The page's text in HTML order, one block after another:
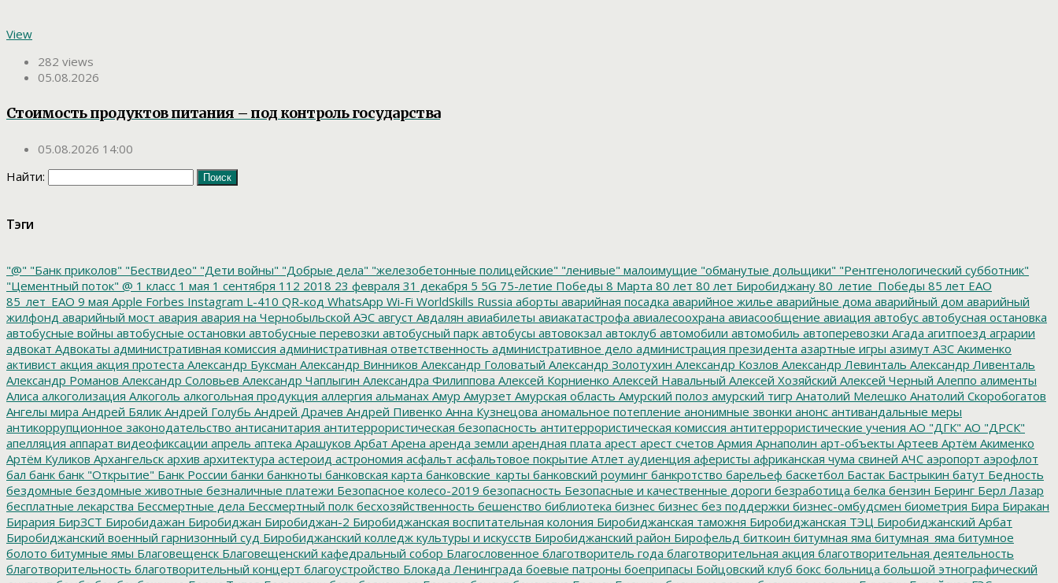
View
282 views
05.08.2026
Стоимость продуктов питания – под контроль государства
05.08.2026 14:00
Найти:
Тэги
"@" "Банк приколов" "Бествидео" "Дети войны" "Добрые дела" "железобетонные полицейские" "ленивые" малоимущие "обманутые дольщики" "Рентгенологический субботник"
"Цементный поток" @ 1 класс 1 мая 1 сентября 112 2018 23 февраля 31 декабря 5 5G 75-летие Победы 8 Марта 80 лет 80 лет Биробиджану 80_летие_Победы 85 лет ЕАО
85_лет_ЕАО 9 мая Apple Forbes Instagram L-410 QR-код WhatsApp Wi-Fi WorldSkills Russia аборты аварийная посадка аварийное жилье аварийные дома аварийный дом аварийный
жилфонд аварийный мост авария авария на Чернобыльской АЭС август Авдалян авиабилеты авиакатастрофа авиалесоохрана авиасообщение авиация автобус автобусная остановка
автобусные войны автобусные остановки автобусные перевозки автобусный парк автобусы автовокзал автоклуб автомобили автомобиль автоперевозки Агада агитпоезд аграрии
адвокат Адвокаты административная комиссия административная ответственность административное дело администрация президента азартные игры азимут АЗС Акименко
активист акция акция протеста Александр Буксман Александр Винников Александр Головатый Александр Золотухин Александр Козлов Александр Левинталь Александр Ливенталь
Александр Романов Александр Соловьев Александр Чаплыгин Александра Филиппова Алексей Корниенко Алексей Навальный Алексей Хозяйский Алексей Черный Алеппо алименты
Алиса алкоголизация Алкоголь алкогольная продукция аллергия альманах Амур Амурзет Амурская область Амурский полоз амурский тигр Анатолий Мелешко Анатолий Скоробогатов
Ангелы мира Андрей Бялик Андрей Голубь Андрей Драчев Андрей Пивенко Анна Кузнецова аномальное потепление анонимные звонки анонс антивандальные меры
антикоррупционное законодательство антисанитария антитеррористическая безопасность антитеррористическая комиссия антитеррористические учения АО "ДГК" АО "ДРСК"
апелляция аппарат видеофиксации апрель аптека Арашуков Арбат Арена аренда земли арендная плата арест арест счетов Армия Арнаполин арт-объекты Артеев Артём Акименко
Артём Куликов Архангельск архив архитектура астероид астрономия асфальт асфальтовое покрытие Атлет аудиенция аферисты африканская чума свиней АЧС аэропорт аэрофлот
бал банк банк "Открытие" Банк России банки банкноты банковская карта банковские_карты банковский роуминг банкротство барельеф баскетбол Бастак Бастрыкин батут Бедность
бездомные бездомные животные безналичные платежи Безопасное колесо-2019 безопасность Безопасные и качественные дороги безработица белка бензин Беринг Берл Лазар
бесплатные лекарства Бессмертные дела Бессмертный полк бесхозяйственность бешенство библиотека бизнес бизнес без поддержки бизнес-омбудсмен биометрия Бира Биракан
Бирария БирЗСТ Биробидажан Биробиджан Биробиджан-2 Биробиджанская воспитательная колония Биробиджанская таможня Биробиджанская ТЭЦ Биробиджанский Арбат
Биробиджанский военный гарнизонный суд Биробиджанский колледж культуры и искусств Биробиджанский район Бирофельд биткоин битумная яма битумная_яма битумное
болото битумные ямы Благовещенск Благовещенский кафедральный собор Благословенное благотворитель года благотворительная акция благотворительная деятельность
благотворительность благотворительный концерт благоустройство Блокада Ленинграда боевые патроны боеприпасы Бойцовский клуб бокс больница большой этнографический